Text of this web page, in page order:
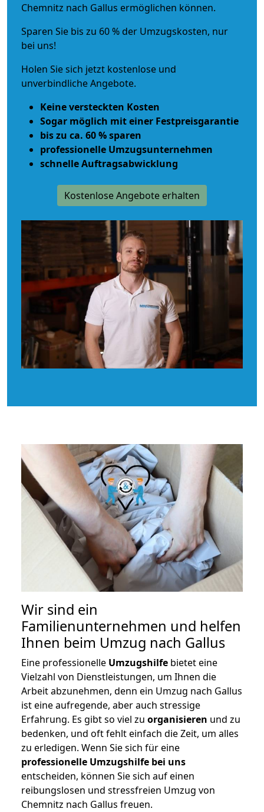
Chemnitz nach Gallus ermöglichen können.
Sparen Sie bis zu 60 % der Umzugskosten, nur
bei uns!
Holen Sie sich jetzt kostenlose und
unverbindliche Angebote.
Keine versteckten Kosten
Sogar möglich mit einer Festpreisgarantie
bis zu ca. 60 % sparen
professionelle Umzugsunternehmen
schnelle Auftragsabwicklung
Kostenlose Angebote erhalten
Wir sind ein
Familienunternehmen und helfen
Ihnen beim Umzug nach Gallus
Eine professionelle Umzugshilfe bietet eine
Vielzahl von Dienstleistungen, um Ihnen die
Arbeit abzunehmen, denn ein Umzug nach Gallus
ist eine aufregende, aber auch stressige
Erfahrung. Es gibt so viel zu organisieren und zu
bedenken, und oft fehlt einfach die Zeit, um alles
zu erledigen. Wenn Sie sich für eine
professionelle Umzugshilfe bei uns
entscheiden, können Sie sich auf einen
reibungslosen und stressfreien Umzug von
Chemnitz nach Gallus freuen.